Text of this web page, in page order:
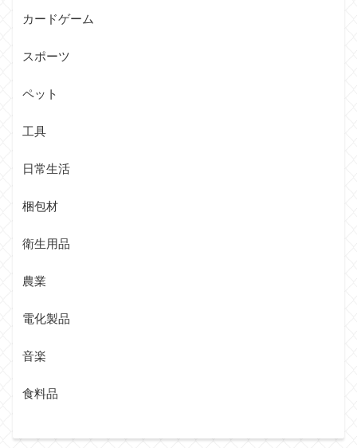
カードゲーム
スポーツ
ペット
工具
日常生活
梱包材
衛生用品
農業
電化製品
音楽
食料品